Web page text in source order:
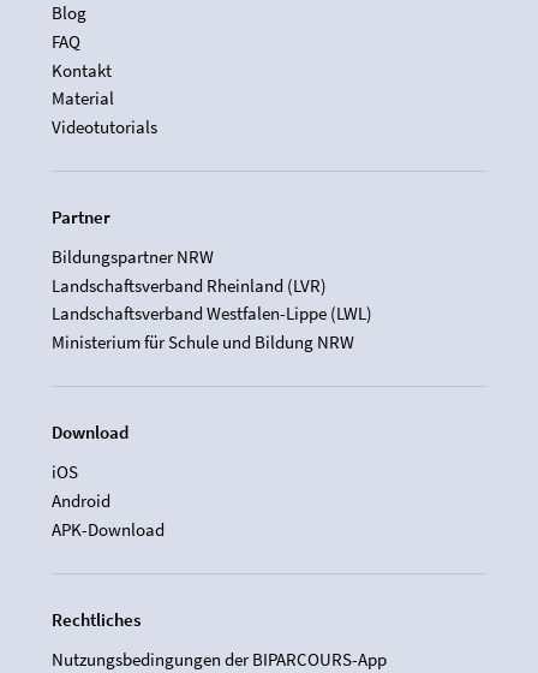
Blog
FAQ
Kontakt
Material
Videotutorials
Partner
Bildungspartner NRW
Landschaftsverband Rheinland (LVR)
Landschaftsverband Westfalen-Lippe (LWL)
Ministerium für Schule und Bildung NRW
Download
iOS
Android
APK-Download
Rechtliches
Nutzungsbedingungen der BIPARCOURS-App